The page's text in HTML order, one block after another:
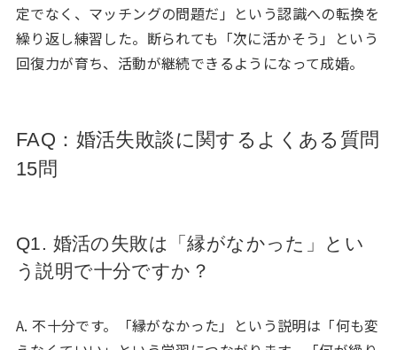
定でなく、マッチングの問題だ」という認識への転換を
繰り返し練習した。断られても「次に活かそう」という
回復力が育ち、活動が継続できるようになって成婚。
FAQ：婚活失敗談に関するよくある質問
15問
Q1. 婚活の失敗は「縁がなかった」とい
う説明で十分ですか？
A. 不十分です。「縁がなかった」という説明は「何も変